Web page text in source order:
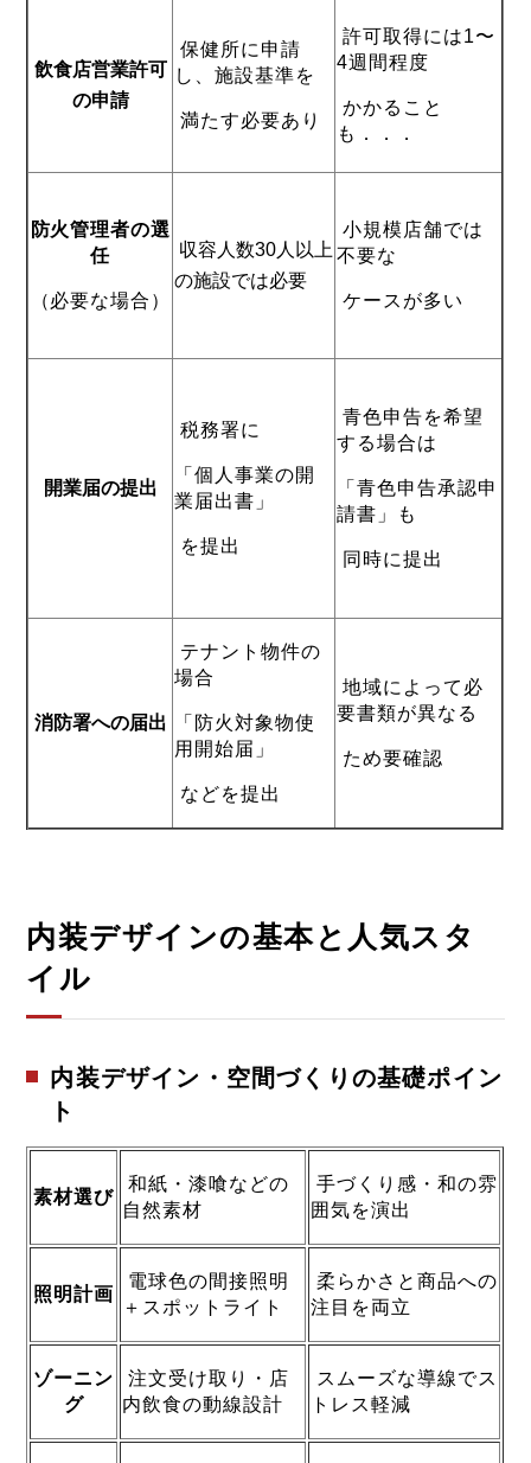
飲食店営業許可
の申請
保健所に申請
し、施設基準を
満たす必要あり
許可取得には1〜
4週間程度
かかること
も．．．
防火管理者の選
任
（必要な場合）
収容人数30人以上
の施設では必要
小規模店舗では
不要な
ケースが多い
開業届の提出
税務署に
「個人事業の開
業届出書」
を提出
青色申告を希望
する場合は
「青色申告承認申
請書」も
同時に提出
消防署への届出
テナント物件の
場合
「防火対象物使
用開始届」
などを提出
地域によって必
要書類が異なる
ため要確認
内装デザインの基本と人気スタ
イル
内装デザイン・空間づくりの基礎ポイン
ト
素材選び
和紙・漆喰などの
自然素材
手づくり感・和の雰
囲気を演出
照明計画
電球色の間接照明
＋スポットライト
柔らかさと商品への
注目を両立
ゾーニン
グ
注文受け取り・店
内飲食の動線設計
スムーズな導線でス
トレス軽減